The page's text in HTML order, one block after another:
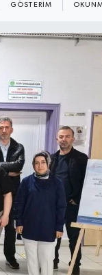
GÖSTERIM